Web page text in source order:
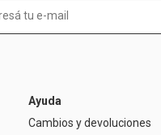
Ayuda
Cambios y devoluciones